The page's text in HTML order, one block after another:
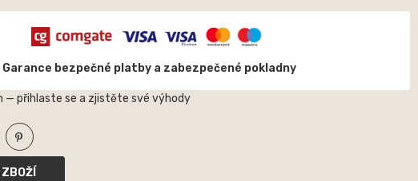
Garance bezpečné platby a zabezpečené pokladny
— přihlaste se a zjistěte své výhody